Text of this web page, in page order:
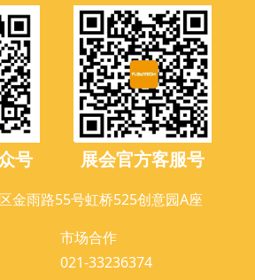
号 展会官方客服号
金雨路55号虹桥525创意园A座
市场合作
021-33236374